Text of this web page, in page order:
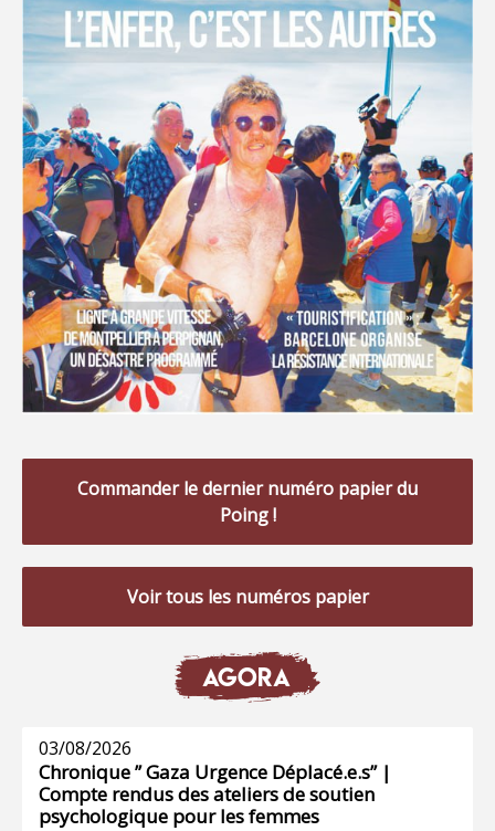
Commander le dernier numéro papier du
Poing !
Voir tous les numéros papier
AGORA
03/08/2026
Chronique ” Gaza Urgence Déplacé.e.s” |
Compte rendus des ateliers de soutien
psychologique pour les femmes